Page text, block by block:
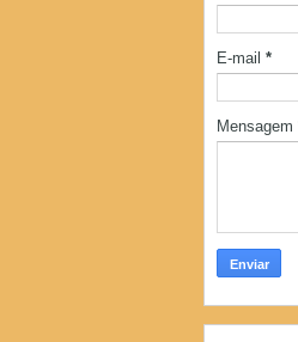
E-mail *
Mensagem